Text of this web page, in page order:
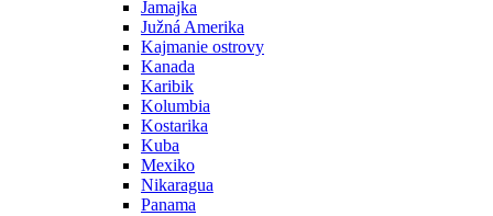
Jamajka
Južná Amerika
Kajmanie ostrovy
Kanada
Karibik
Kolumbia
Kostarika
Kuba
Mexiko
Nikaragua
Panama